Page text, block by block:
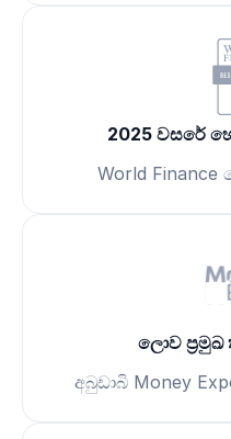
2025 වසරේ
World
ලොව ප්‍රමුඛ
අබුඩාබි Money